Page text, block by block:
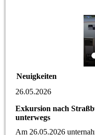
Neuigkeiten
26.05.2026
Exkursion nach
unterwegs
Am 26.05.2026